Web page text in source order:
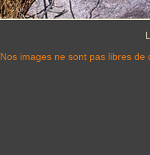
Nos images ne sont pas libres